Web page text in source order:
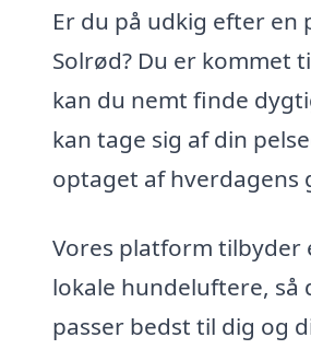
Er du på udkig efter
Solrød? Du er kommet
kan du nemt finde
kan tage sig af din
optaget af hverdagens
Vores platform tilbyder
lokale hundeluftere,
passer bedst til dig og